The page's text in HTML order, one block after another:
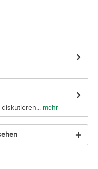
mehr